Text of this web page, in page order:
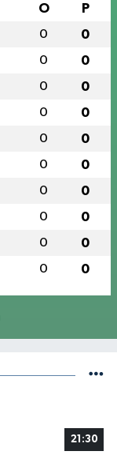
O P
0 0
0 0
0 0
0 0
0 0
0 0
0 0
0 0
0 0
0 0
21:30